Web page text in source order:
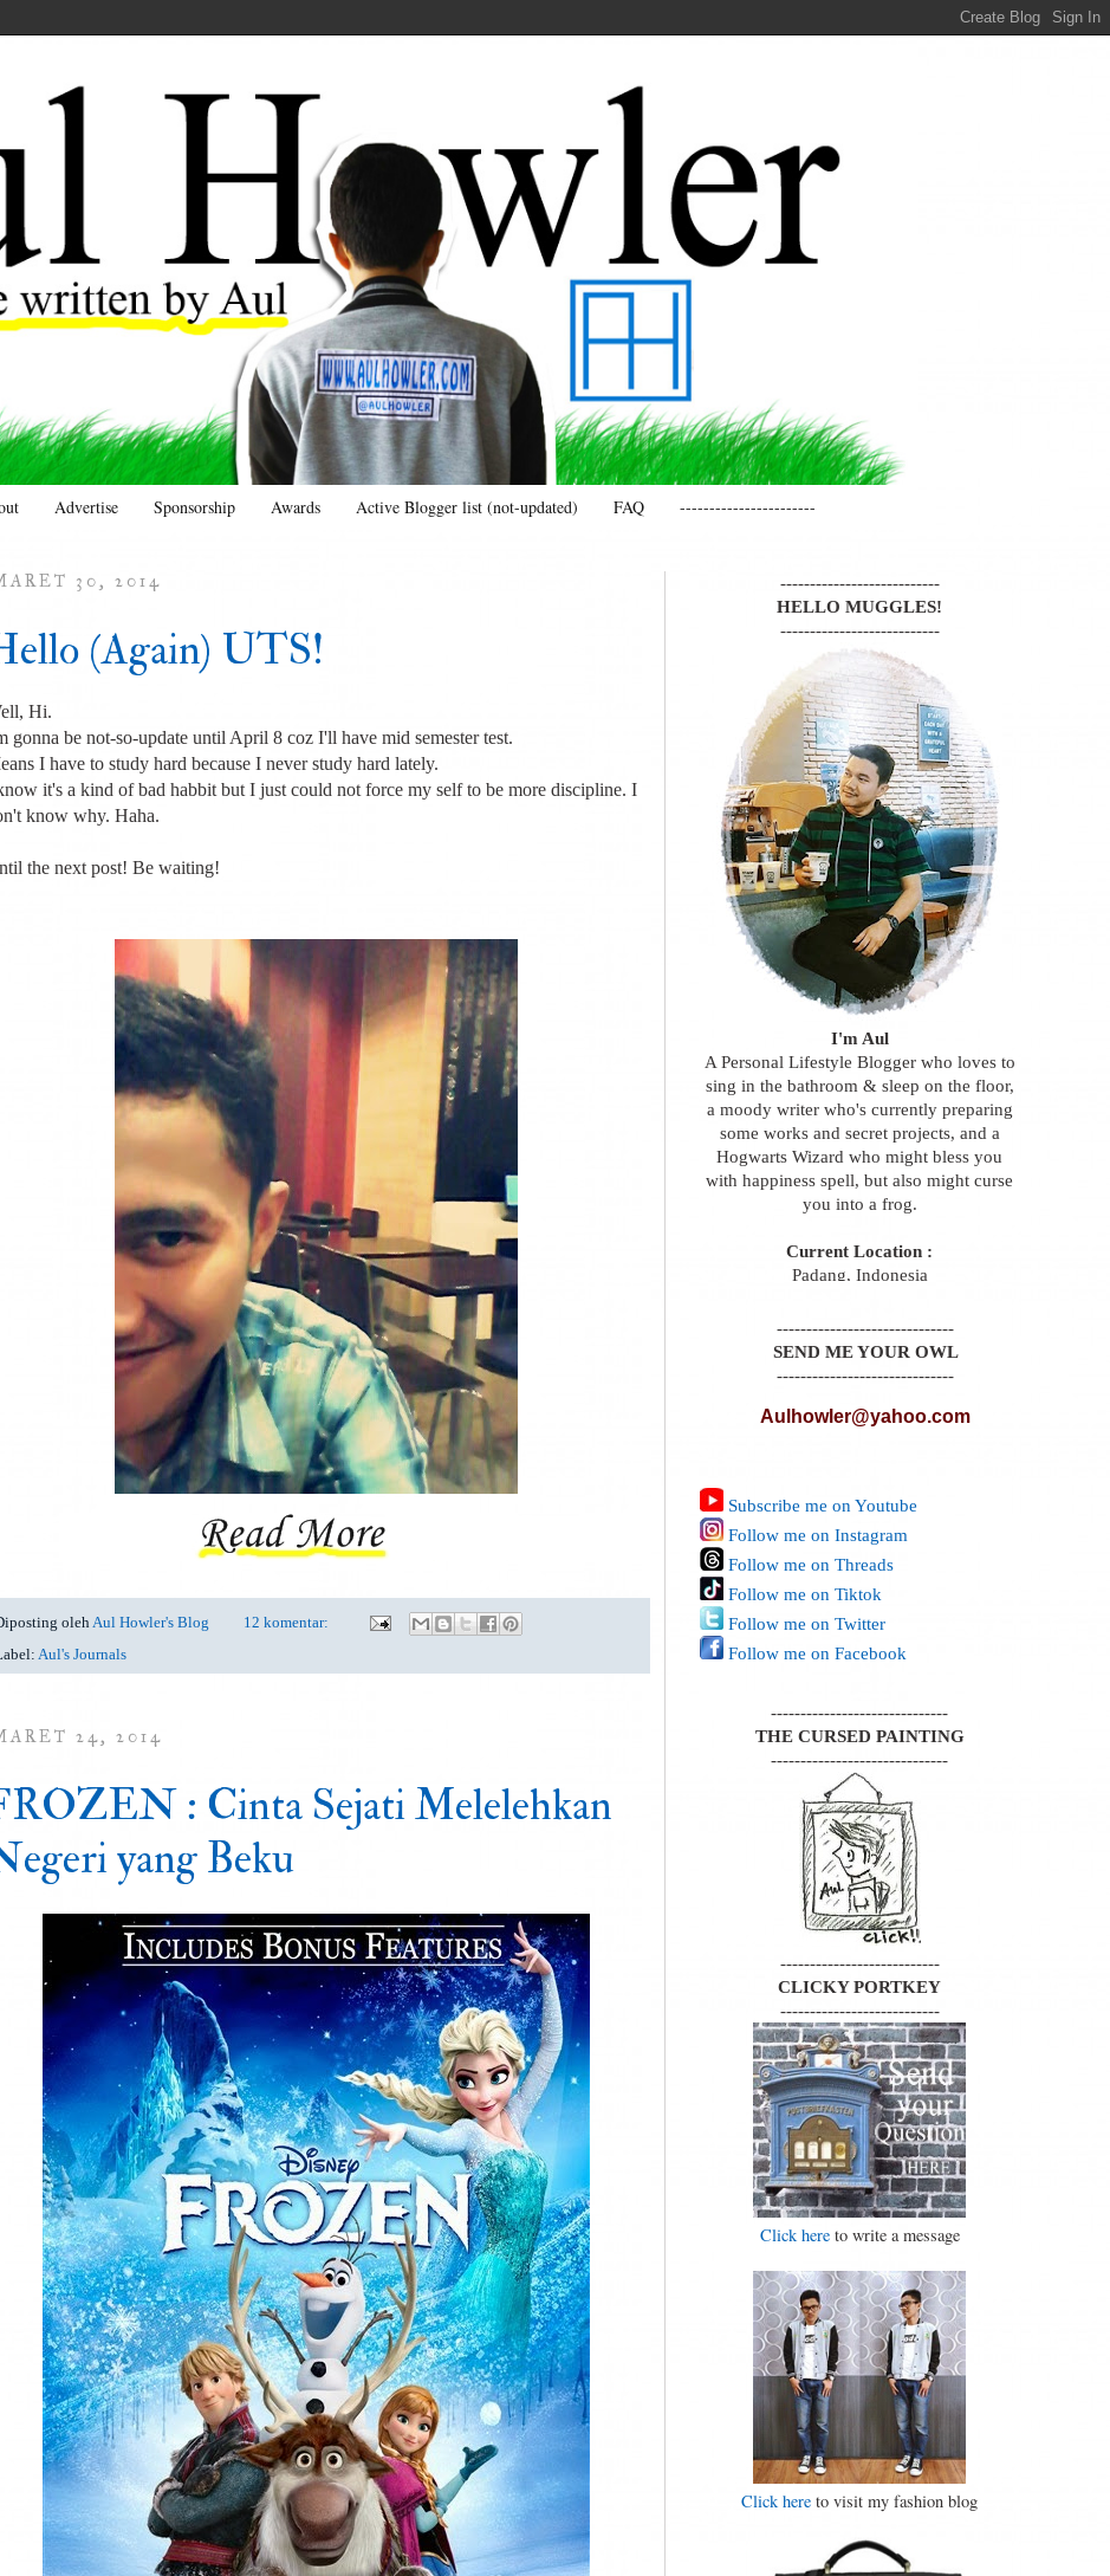
Advertise Sponsorship Awards Active Blogger list (not-updated) FAQ -----------------------
30, 2014
(Again) UTS!
Hi.
gonna be not-so-update until April 8 coz I'll have mid semester test.
I have to study hard because I never study hard lately.
it's a kind of bad habbit but I just could not force my self to be more discipline. I
know why. Haha.
the next post! Be waiting!
oleh Aul Howler's Blog
12 komentar:
Aul's Journals
24, 2014
: Cinta Sejati Melelehkan
yang Beku
---------------------------
HELLO MUGGLES!
---------------------------
I'm Aul
A Personal Lifestyle Blogger who loves to
sing in the bathroom & sleep on the floor,
a moody writer who's currently preparing
some works and secret projects, and a
Hogwarts Wizard who might bless you
with happiness spell, but also might curse
you into a frog.
Current Location :
Padang, Indonesia
------------------------------
SEND ME YOUR OWL
------------------------------
Aulhowler@yahoo.com
Subscribe me on Youtube
Follow me on Instagram
Follow me on Threads
Follow me on Tiktok
Follow me on Twitter
Follow me on Facebook
------------------------------
THE CURSED PAINTING
------------------------------
---------------------------
CLICKY PORTKEY
---------------------------
Click hereto write a message
Click here to visit my fashion blog